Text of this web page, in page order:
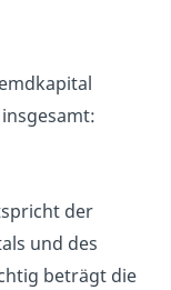
der
und des
beträgt die